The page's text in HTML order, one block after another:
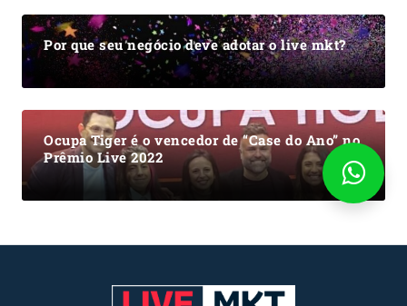
Por que seu negócio deve adotar o live mkt?
Ocupa Tiger é o vencedor de “Case do Ano” no
Prêmio Live 2022